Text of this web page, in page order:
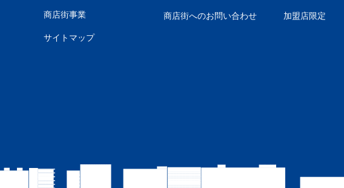
商店街事業
サイトマップ
商店街へのお問い合わせ 加盟店限定